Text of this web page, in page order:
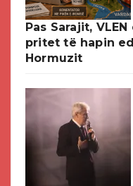
Pas Sarajit,
pritet të hapin
Hormuzit